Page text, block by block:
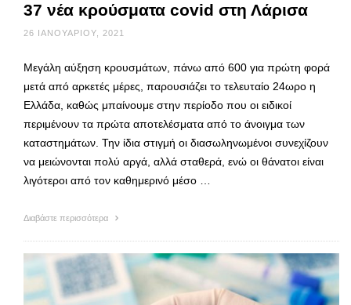
37 νέα κρούσματα covid στη Λάρισα
26 ΙΑΝΟΥΑΡΊΟΥ, 2021
Μεγάλη αύξηση κρουσμάτων, πάνω από 600 για πρώτη φορά
μετά από αρκετές μέρες, παρουσιάζει το τελευταίο 24ωρο η
Ελλάδα, καθώς μπαίνουμε στην περίοδο που οι ειδικοί
περιμένουν τα πρώτα αποτελέσματα από το άνοιγμα των
καταστημάτων. Την ίδια στιγμή οι διασωληνωμένοι συνεχίζουν
να μειώνονται πολύ αργά, αλλά σταθερά, ενώ οι θάνατοι είναι
λιγότεροι από τον καθημερινό μέσο …
Διαβάστε περισσότερα